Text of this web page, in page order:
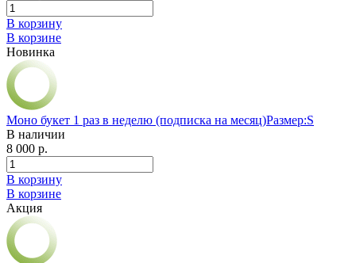
В корзину
В корзине
Новинка
Моно букет 1 раз в неделю (подписка на месяц)Размер:S
В наличии
8 000 р.
В корзину
В корзине
Акция